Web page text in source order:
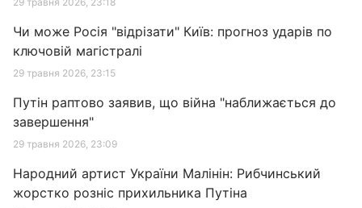
Чи може Росія "відрізати" Київ: прогноз ударів по
ключовій магістралі
29 травня 2026, 23:15
Путін раптово заявив, що війна "наближається до
завершення"
29 травня 2026, 23:09
Народний артист України Малінін: Рибчинський
жорстко розніс прихильника Путіна